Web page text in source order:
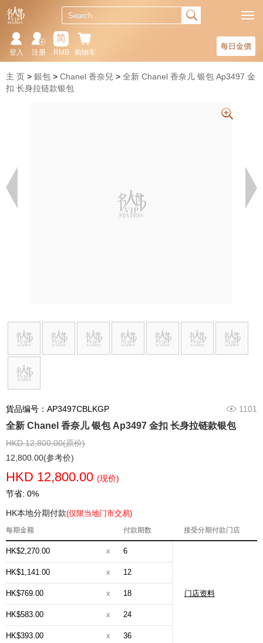
每日金價
购物车
简
RMB
注册
登入
主 页 銀包 Chanel 香奈兒
全新 Chanel 香奈儿 银包 Ap3497 金
扣 长身拉链款银包
貨品编号：AP3497CBLKGP 1101
全新 Chanel 香奈儿 银包 Ap3497 金扣 长身拉链款银包
HKD 12,800.00(原价)
12,800.00(参考价)
HKD 12,800.00 (现价)
节省: 0%
HK本地分期付款(仅限当地门市交易)
每期金额 付款期数 接受分期付款门店
HK$2,270.00 x 6
门店资料
HK$1,141.00 x 12
HK$769.00 x 18
HK$583.00 x 24
HK$393.00 x 36